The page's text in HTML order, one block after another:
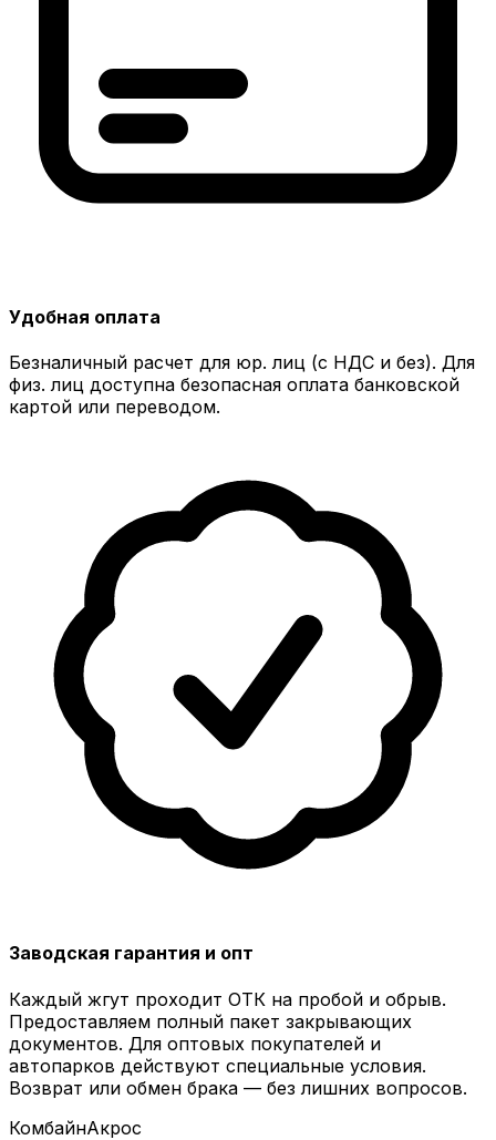
Удобная оплата
Безналичный расчет для юр. лиц (с НДС и без). Для
физ. лиц доступна безопасная оплата банковской
картой или переводом.
Заводская гарантия и опт
Каждый жгут проходит ОТК на пробой и обрыв.
Предоставляем полный пакет закрывающих
документов. Для оптовых покупателей и
автопарков действуют специальные условия.
Возврат или обмен брака — без лишних вопросов.
КомбайнАкрос